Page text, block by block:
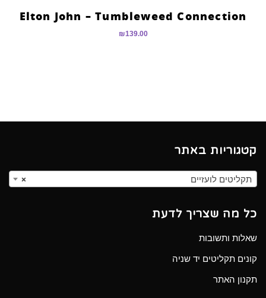
Elton John – Tumbleweed Connection
₪139.00
קטגוריות באתר
× תקליטים לועזיים
כל מה שצריך לדעת
שאלות ותשובות
קונים תקליטים יד שניה
תקנון האתר